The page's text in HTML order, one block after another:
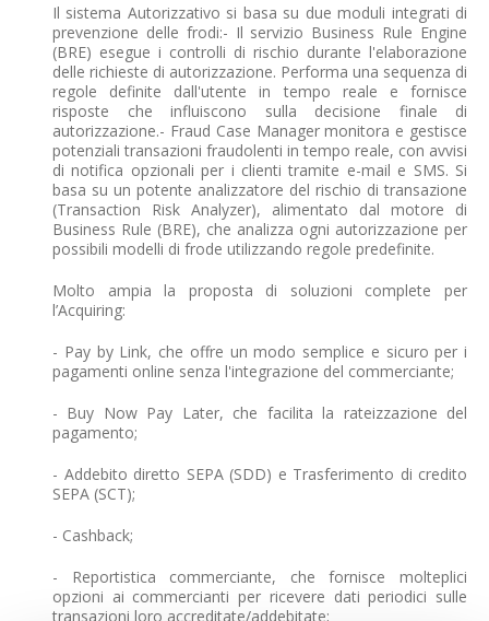
Il sistema Autorizzativo si basa su due moduli integrati di
prevenzione delle frodi:- Il servizio Business Rule Engine
(BRE) esegue i controlli di rischio durante l'elaborazione
delle richieste di autorizzazione. Performa una sequenza di
regole definite dall'utente in tempo reale e fornisce
risposte che influiscono sulla decisione finale di
autorizzazione.- Fraud Case Manager monitora e gestisce
potenziali transazioni fraudolenti in tempo reale, con avvisi
di notifica opzionali per i clienti tramite e-mail e SMS. Si
basa su un potente analizzatore del rischio di transazione
(Transaction Risk Analyzer), alimentato dal motore di
Business Rule (BRE), che analizza ogni autorizzazione per
possibili modelli di frode utilizzando regole predefinite.
Molto ampia la proposta di soluzioni complete per
l’Acquiring:
- Pay by Link, che offre un modo semplice e sicuro per i
pagamenti online senza l'integrazione del commerciante;
- Buy Now Pay Later, che facilita la rateizzazione del
pagamento;
- Addebito diretto SEPA (SDD) e Trasferimento di credito
SEPA (SCT);
- Cashback;
- Reportistica commerciante, che fornisce molteplici
opzioni ai commercianti per ricevere dati periodici sulle
transazioni loro accreditate/addebitate;